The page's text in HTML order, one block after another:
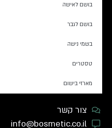
בושם לאישה
בושם לגבר
בשמי נישה
טסטרים
מארזי בישום
צור קשר
info@bosmetic.co.il